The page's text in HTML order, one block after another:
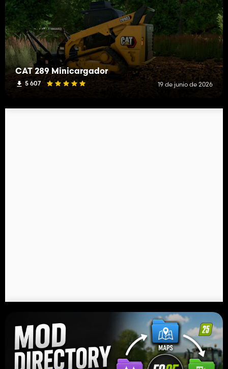
CAT 289 Minicargador
5 607 19 de junio de 2026